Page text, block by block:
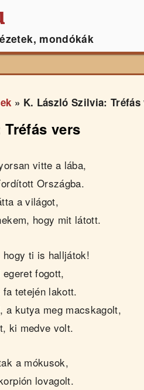
mondókák
» K. László Szilvia: Tréfás
vers
vitte a lába,
Országba.
a világot,
hogy mit látott.
ti is halljátok!
fogott,
tetején lakott.
a kutya meg macskagolt,
ki medve volt.
a mókusok,
lovagolt.